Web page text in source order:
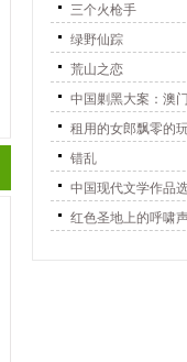
三个火枪手
绿野仙踪
荒山之恋
中国剿黑大案：澳
租用的女郎飘零的
错乱
中国现代文学作品
红色圣地上的呼啸